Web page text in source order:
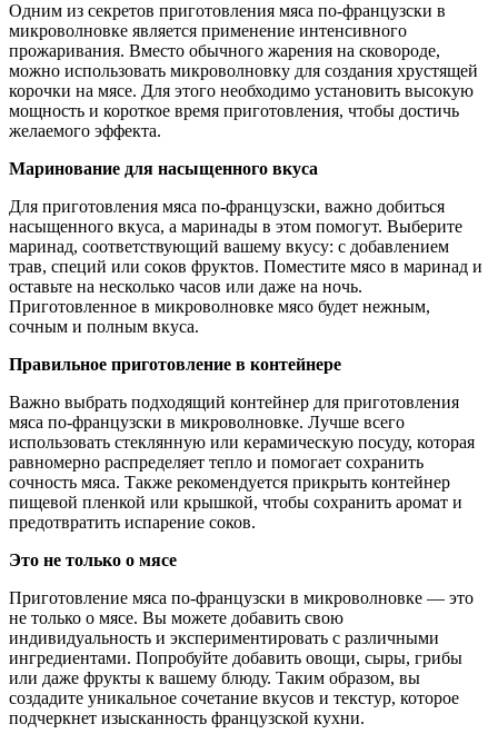
Одним из секретов приготовления мяса по-французски в
микроволновке является применение интенсивного
прожаривания. Вместо обычного жарения на сковороде,
можно использовать микроволновку для создания хрустящей
корочки на мясе. Для этого необходимо установить высокую
мощность и короткое время приготовления, чтобы достичь
желаемого эффекта.
Маринование для насыщенного вкуса
Для приготовления мяса по-французски, важно добиться
насыщенного вкуса, а маринады в этом помогут. Выберите
маринад, соответствующий вашему вкусу: с добавлением
трав, специй или соков фруктов. Поместите мясо в маринад и
оставьте на несколько часов или даже на ночь.
Приготовленное в микроволновке мясо будет нежным,
сочным и полным вкуса.
Правильное приготовление в контейнере
Важно выбрать подходящий контейнер для приготовления
мяса по-французски в микроволновке. Лучше всего
использовать стеклянную или керамическую посуду, которая
равномерно распределяет тепло и помогает сохранить
сочность мяса. Также рекомендуется прикрыть контейнер
пищевой пленкой или крышкой, чтобы сохранить аромат и
предотвратить испарение соков.
Это не только о мясе
Приготовление мяса по-французски в микроволновке — это
не только о мясе. Вы можете добавить свою
индивидуальность и экспериментировать с различными
ингредиентами. Попробуйте добавить овощи, сыры, грибы
или даже фрукты к вашему блюду. Таким образом, вы
создадите уникальное сочетание вкусов и текстур, которое
подчеркнет изысканность французской кухни.